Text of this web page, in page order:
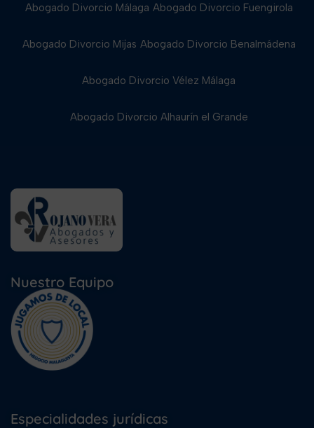
Abogado Divorcio Málaga Abogado Divorcio Fuengirola
Abogado Divorcio Mijas Abogado Divorcio Benalmádena
Abogado Divorcio Vélez Málaga
Abogado Divorcio Alhaurín el Grande
Nuestro Equipo
Especialidades jurídicas